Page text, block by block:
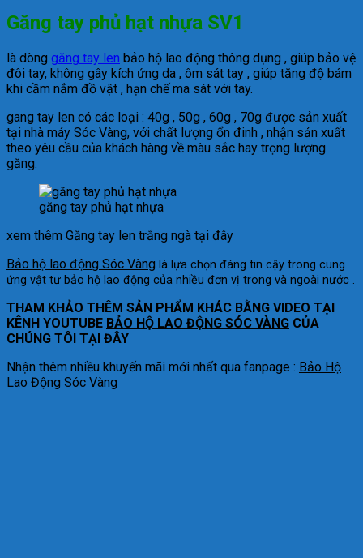
Găng tay phủ hạt nhựa SV1
là dòng găng tay len bảo hộ lao động thông dụng , giúp bảo vệ
đôi tay, không gây kích ứng da , ôm sát tay , giúp tăng độ bám
khi cầm nắm đồ vật , hạn chế ma sát với tay.
gang tay len có các loại : 40g , 50g , 60g , 70g được sản xuất
tại nhà máy Sóc Vàng, với chất lượng ổn đinh , nhận sản xuất
theo yêu cầu của khách hàng về màu sắc hay trọng lượng
găng.
găng tay phủ hạt nhựa
xem thêm Găng tay len trắng ngà tại đây
Bảo hộ lao động Sóc Vàng là lựa chọn đáng tin cậy trong cung
ứng vật tư bảo hộ lao động của nhiều đơn vị trong và ngoài nước .
THAM KHẢO THÊM SẢN PHẨM KHÁC BẰNG VIDEO TẠI
KÊNH YOUTUBE BẢO HỘ LAO ĐỘNG SÓC VÀNG CỦA
CHÚNG TÔI TẠI ĐÂY
Nhận thêm nhiều khuyến mãi mới nhất qua fanpage : Bảo Hộ
Lao Động Sóc Vàng